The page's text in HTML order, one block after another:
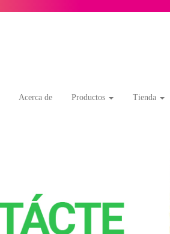
Acerca de Productos Tienda